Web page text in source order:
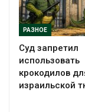
РАЗНОЕ
Суд запретил
использовать
крокодилов
израильской